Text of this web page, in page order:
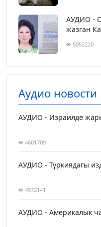
АУДИО -
жазган
5052220
Аудио новости
АУДИО - Израилде
4601709
АУДИО - Түркиядагы
4572141
АУДИО - Америкалык